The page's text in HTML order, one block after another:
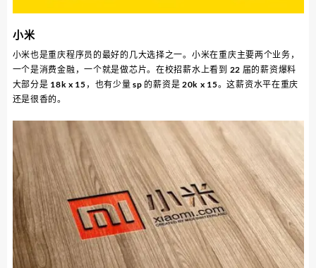
小米
小米也是重庆程序员的最好的几大选择之一。小米在重庆主要两个业务，
一个是消费金融，一个就是做芯片。在校招薪水上看到 22 届的薪资爆料
大部分是 18k x 15，也有少量 sp 的薪资是 20k x 15。这薪资水平在重庆
还是很香的。